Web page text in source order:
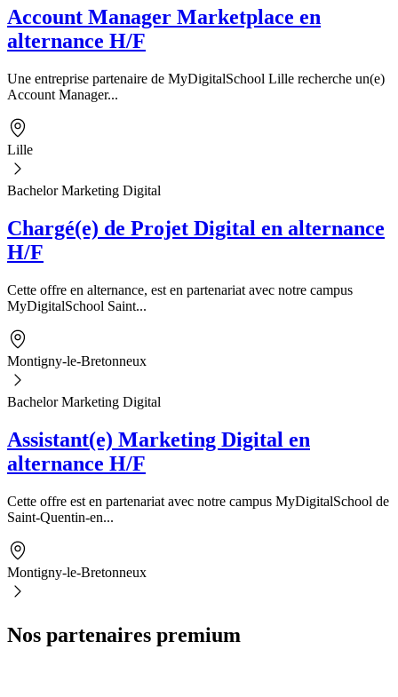
Account Manager Marketplace en
alternance H/F
Une entreprise partenaire de MyDigitalSchool Lille recherche un(e)
Account Manager...
Lille
Bachelor Marketing Digital
Chargé(e) de Projet Digital en alternance
H/F
Cette offre en alternance, est en partenariat avec notre campus
MyDigitalSchool Saint...
Montigny-le-Bretonneux
Bachelor Marketing Digital
Assistant(e) Marketing Digital en
alternance H/F
Cette offre est en partenariat avec notre campus MyDigitalSchool de
Saint-Quentin-en...
Montigny-le-Bretonneux
Nos partenaires premium